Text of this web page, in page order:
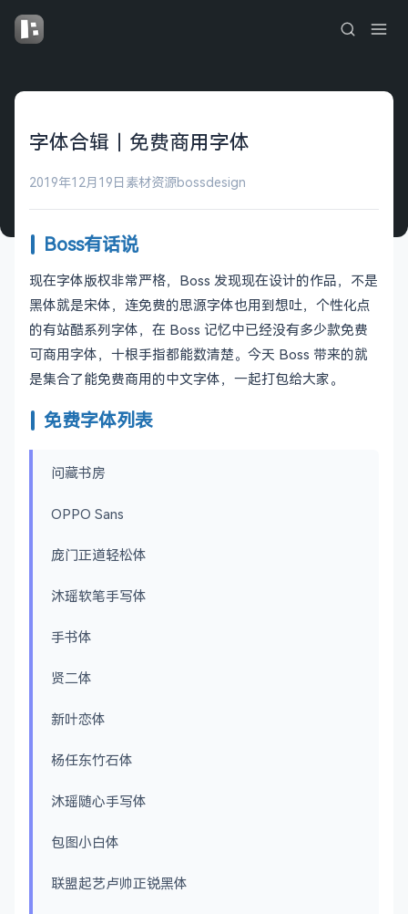
字体合辑｜免费商用字体
2019年12月19日 素材资源bossdesign
Boss有话说
现在字体版权非常严格，Boss 发现现在设计的作品，不是
黑体就是宋体，连免费的思源字体也用到想吐，个性化点
的有站酷系列字体，在 Boss 记忆中已经没有多少款免费
可商用字体，十根手指都能数清楚。今天 Boss 带来的就
是集合了能免费商用的中文字体，一起打包给大家。
免费字体列表
问藏书房
OPPO Sans
庞门正道轻松体
沐瑶软笔手写体
手书体
贤二体
新叶恋体
杨任东竹石体
沐瑶随心手写体
包图小白体
联盟起艺卢帅正锐黑体